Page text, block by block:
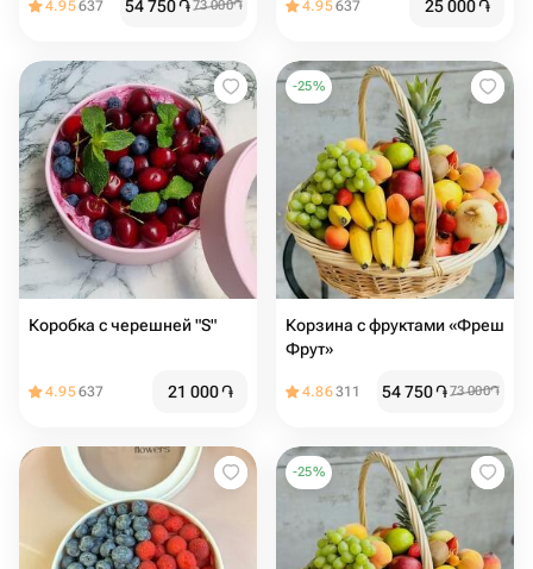
4.95637 54 750֏73 000֏ 4.95637 25 000֏
Коробка с черешней "S"
4.95637 21 000֏
-25%
Корзина с фруктами «Фреш
Фрут»
4.86311 54 750֏73 000֏
-25%